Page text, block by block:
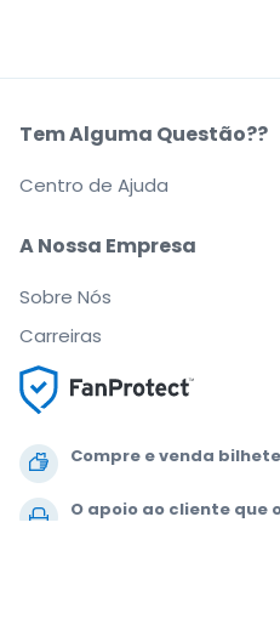
Compre e venda
O apoio ao cliente que
A Nossa Empresa
Sobre Nós
Carreiras
Tem Alguma Questão??
Centro de Ajuda